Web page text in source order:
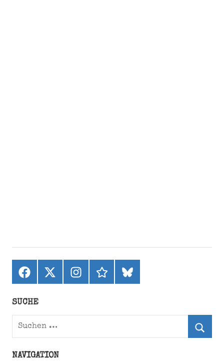
Facebook
X
(ehemals
Instagramthreadsbluesky
SUCHE
Suchen
NAVIGATION